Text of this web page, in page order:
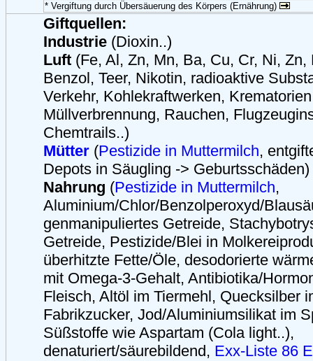
* Vergiftung durch Übersäuerung des Körpers (Ernährung)
Giftquellen:
Industrie (Dioxin..)
Luft (Fe, Al, Zn, Mn, Ba, Cu, Cr, Ni,
Benzol, Teer, Nikotin, radioaktive
Verkehr, Kohlekraftwerken,
Müllverbrennung, Rauchen,
Chemtrails..)
Mütter (Pestizide in Muttermilch,
Depots in Säugling -> Geburtsschäden)
Nahrung (Pestizide in Muttermilch,
Aluminium/Chlor/Benzolperoxyd/
genmanipuliertes Getreide,
Getreide, Pestizide/Blei in
überhitzte Fette/Öle, desodorierte
mit Omega-3-Gehalt, Antibiotika/
Fleisch, Altöl im Tiermehl, Quecksilber
Fabrikzucker, Jod/Aluminiumsilikat im
Süßstoffe wie Aspartam (Cola light..),
denaturiert/säurebildend, Exx-Liste 86